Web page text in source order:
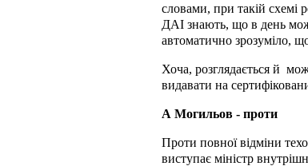
словами, при такій схемі
ДАІ знають, що в день
автоматично зрозуміло,
Хоча, розглядається й
видавати на
А Могильов - проти
Проти повної відміни
виступає міністр